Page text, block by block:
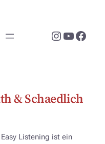
Instagram
& Schaedlich
Listening ist ein